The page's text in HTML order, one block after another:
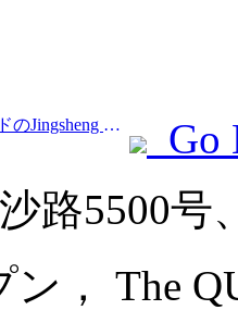
Prev:中級から高級ブランドのJingsheng Hotelが正式に出発し、eスポーツ、文化、観光の統合の新しいモデルを開く
Go
路5500号
， The